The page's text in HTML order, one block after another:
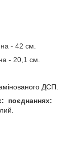
- 42 см.
- 20,1 см.
ДСП.
поєднаннях: